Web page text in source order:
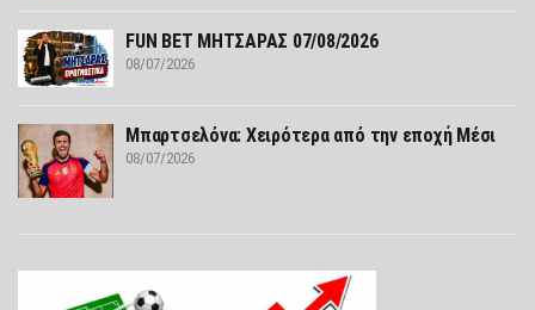
FUN ΒΕΤ ΜΗΤΣΑΡΑΣ 07/08/2026
08/07/2026
Μπαρτσελόνα: Χειρότερα από την εποχή Μέσι
08/07/2026